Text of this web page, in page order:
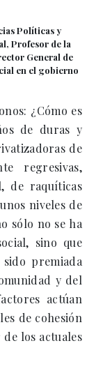
Políticas y
Profesor de la
General de
en el gobierno
¿Cómo es
de duras y
de
regresivas,
de raquíticas
niveles de
sólo no se ha
sino que
premiada
y del
actúan
de cohesión
los actuales